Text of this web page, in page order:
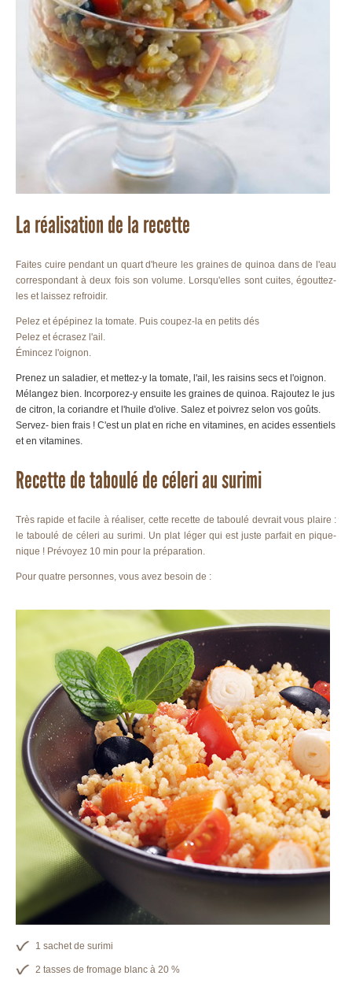
La réalisation de la recette
Faites cuire pendant un quart d'heure les graines de quinoa dans de l'eau
correspondant à deux fois son volume. Lorsqu'elles sont cuites, égouttez-
les et laissez refroidir.
Pelez et épépinez la tomate. Puis coupez-la en petits dés
Pelez et écrasez l'ail.
Émincez l'oignon.
Prenez un saladier, et mettez-y la tomate, l'ail, les raisins secs et l'oignon.
Mélangez bien. Incorporez-y ensuite les graines de quinoa. Rajoutez le jus
de citron, la coriandre et l'huile d'olive. Salez et poivrez selon vos goûts.
Servez- bien frais ! C'est un plat en riche en vitamines, en acides essentiels
et en vitamines.
Recette de taboulé de céleri au surimi
Très rapide et facile à réaliser, cette recette de taboulé devrait vous plaire :
le taboulé de céleri au surimi. Un plat léger qui est juste parfait en pique-
nique ! Prévoyez 10 min pour la préparation.
Pour quatre personnes, vous avez besoin de :
1 sachet de surimi
2 tasses de fromage blanc à 20 %